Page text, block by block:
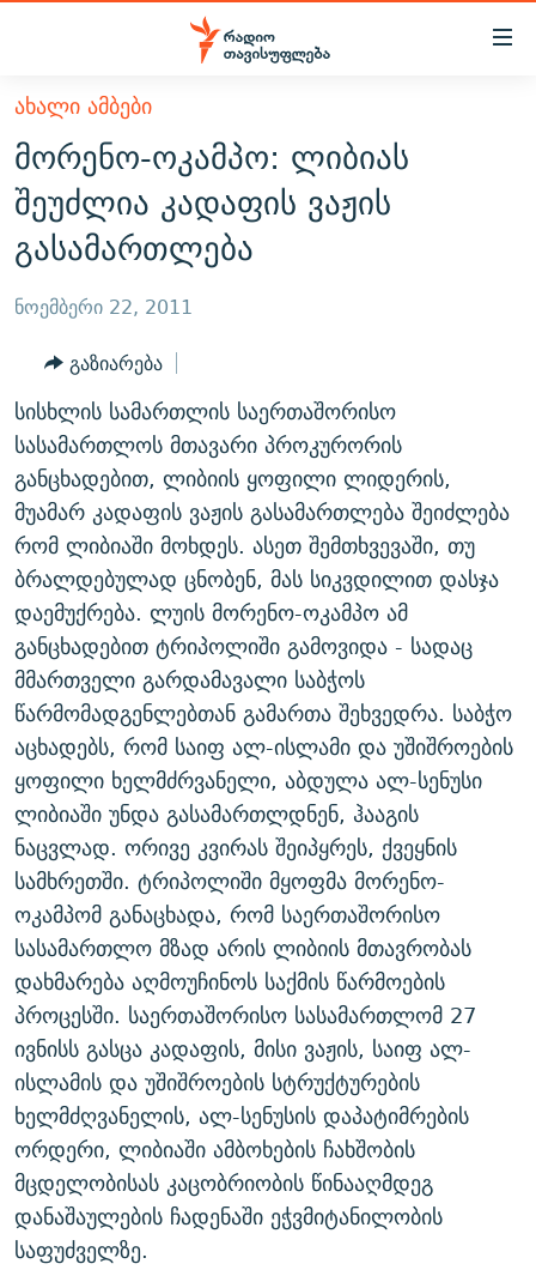
Accessibility
მთავარ
შინაარსზე
დაბრუნება
მთავარ
ნავიგაციაზე
დაბრუნება
ძიებაზე
ᲐᲮᲐᲚᲘ ᲐᲛᲑᲔᲑᲘ
ᲗᲔᲛᲔᲑᲘ
ᲞᲝᲚᲘᲢᲘᲙᲐ
ᲔᲙᲝᲜᲝᲛᲘᲙᲐ
ᲡᲐᲖᲝᲒᲐᲓᲝᲔᲑᲐ
ᲕᲘᲓᲔᲝ
ᲑᲚᲝᲒᲔᲑᲘ
ᲞᲝᲓᲙᲐᲡᲢᲔᲑᲘ
60 ᲓᲔᲪᲘᲑᲔᲚᲘ
ᲒᲐᲜᲙᲘᲗᲮᲕᲘᲡ ᲓᲦᲔ
ᲓᲘᲚᲘᲡ ᲡᲐᲣᲑᲠᲔᲑᲘ
ᲛᲝᲚᲐᲞᲐᲠᲐᲙᲔ ᲢᲔᲥᲡᲢᲔᲑᲘ
ᲨᲘᲜ - ᲣᲪᲮᲝᲔᲗᲨᲘ
ᲚᲘᲢᲔᲠᲐᲢᲣᲠᲣᲚᲘ ᲬᲐᲮᲜᲐᲒᲔᲑᲘ
ᲐᲛᲔᲠᲘᲙᲣᲚᲘ ᲛᲝᲗᲮᲠᲝᲑᲐ
ᲘᲛᲞᲔᲠᲘᲐ ᲓᲐ ᲠᲐᲓᲘᲝ
ᲤᲔᲜᲝᲕᲐᲜᲘ - 2.10
ᲗᲥᲕᲔᲜᲘ ᲞᲣᲑᲚᲘᲙᲐᲪᲘᲔᲑᲘ
ᲞᲠᲝᲔᲥᲢᲔᲑᲘ
ᲣᲙᲠᲐᲘᲜᲐᲨᲘ ᲓᲐᲦᲣᲞᲣᲚᲘ ᲥᲐᲠᲗᲕᲔᲚᲘ ᲛᲔᲑᲠᲫᲝᲚᲔᲑᲘ - 2022
ᲓᲐᲛᲝᲣᲙᲘᲓᲔᲑᲚᲝᲑᲘᲡ 100 ᲬᲔᲚᲘ
ᲩᲔᲛᲘ ᲡᲘᲙᲕᲓᲘᲚᲘᲡ ᲛᲘᲖᲔᲖᲘᲐ COVID-19
11 ᲬᲔᲚᲘ - 11 ᲐᲛᲑᲐᲕᲘ
ᲡᲐᲞᲐᲠᲚᲐᲛᲔᲜᲢᲝ ᲐᲠᲩᲔᲕᲜᲔᲑᲘᲡ ᲘᲡᲢᲝᲠᲘᲐ
ᲑᲐᲕᲨᲕᲔᲑᲘ ᲞᲠᲝᲡᲢᲘᲢᲣᲪᲘᲐᲨᲘ - ᲐᲛᲝᲣᲗᲥᲛᲔᲚᲘ ᲐᲛᲑᲐᲕᲘ
5 ᲐᲛᲑᲐᲕᲘ - 20 ᲘᲕᲜᲘᲡᲡ ᲓᲐᲨᲐᲕᲔᲑᲣᲚᲔᲑᲘ
ᲐᲒᲕᲘᲡᲢᲝᲡ ᲝᲛᲘ
ПРИВЕТ ᲙᲣᲚᲢᲣᲠᲐ
ЭХО КАВКАЗА
ᲒᲐᲛᲝᲘᲬᲔᲠᲔ
რთე/რთ-ის ყველა საიტი
ᲐᲮᲐᲚᲘ ᲐᲛᲑᲔᲑᲘ
მორენო-ოკამპო: ლიბიას
შეუძლია კადაფის ვაჟის
გასამართლება
ნოემბერი 22, 2011
გაზიარება
სისხლის სამართლის საერთაშორისო
სასამართლოს მთავარი პროკურორის
განცხადებით, ლიბიის ყოფილი ლიდერის,
მუამარ კადაფის ვაჟის გასამართლება შეიძლება
რომ ლიბიაში მოხდეს. ასეთ შემთხვევაში, თუ
ბრალდებულად ცნობენ, მას სიკვდილით დასჯა
დაემუქრება. ლუის მორენო-ოკამპო ამ
განცხადებით ტრიპოლიში გამოვიდა - სადაც
მმართველი გარდამავალი საბჭოს
წარმომადგენლებთან გამართა შეხვედრა. საბჭო
აცხადებს, რომ საიფ ალ-ისლამი და უშიშროების
ყოფილი ხელმძრვანელი, აბდულა ალ-სენუსი
ლიბიაში უნდა გასამართლდნენ, ჰააგის
ნაცვლად. ორივე კვირას შეიპყრეს, ქვეყნის
სამხრეთში. ტრიპოლიში მყოფმა მორენო-
ოკამპომ განაცხადა, რომ საერთაშორისო
სასამართლო მზად არის ლიბიის მთავრობას
დახმარება აღმოუჩინოს საქმის წარმოების
პროცესში. საერთაშორისო სასამართლომ 27
ივნისს გასცა კადაფის, მისი ვაჟის, საიფ ალ-
ისლამის და უშიშროების სტრუქტურების
ხელმძღვანელის, ალ-სენუსის დაპატიმრების
ორდერი, ლიბიაში ამბოხების ჩახშობის
მცდელობისას კაცობრიობის წინააღმდეგ
დანაშაულების ჩადენაში ეჭვმიტანილობის
საფუძველზე.